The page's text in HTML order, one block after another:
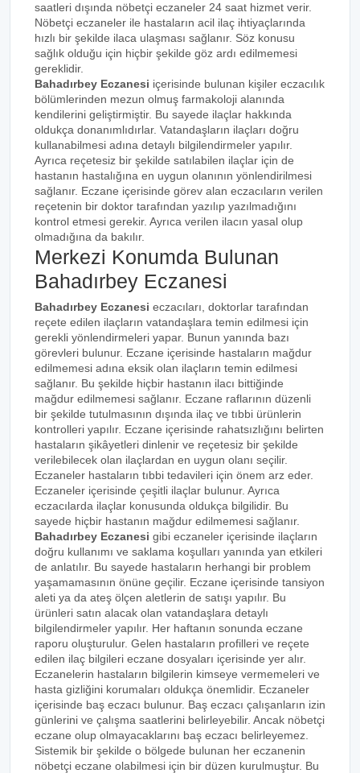
saatleri dışında nöbetçi eczaneler 24 saat hizmet verir.
Nöbetçi eczaneler ile hastaların acil ilaç ihtiyaçlarında
hızlı bir şekilde ilaca ulaşması sağlanır. Söz konusu
sağlık olduğu için hiçbir şekilde göz ardı edilmemesi
gereklidir.
Bahadırbey Eczanesi içerisinde bulunan kişiler eczacılık
bölümlerinden mezun olmuş farmakoloji alanında
kendilerini geliştirmiştir. Bu sayede ilaçlar hakkında
oldukça donanımlıdırlar. Vatandaşların ilaçları doğru
kullanabilmesi adına detaylı bilgilendirmeler yapılır.
Ayrıca reçetesiz bir şekilde satılabilen ilaçlar için de
hastanın hastalığına en uygun olanının yönlendirilmesi
sağlanır. Eczane içerisinde görev alan eczacıların verilen
reçetenin bir doktor tarafından yazılıp yazılmadığını
kontrol etmesi gerekir. Ayrıca verilen ilacın yasal olup
olmadığına da bakılır.
Merkezi Konumda Bulunan
Bahadırbey Eczanesi
Bahadırbey Eczanesi eczacıları, doktorlar tarafından
reçete edilen ilaçların vatandaşlara temin edilmesi için
gerekli yönlendirmeleri yapar. Bunun yanında bazı
görevleri bulunur. Eczane içerisinde hastaların mağdur
edilmemesi adına eksik olan ilaçların temin edilmesi
sağlanır. Bu şekilde hiçbir hastanın ilacı bittiğinde
mağdur edilmemesi sağlanır. Eczane raflarının düzenli
bir şekilde tutulmasının dışında ilaç ve tıbbi ürünlerin
kontrolleri yapılır. Eczane içerisinde rahatsızlığını belirten
hastaların şikâyetleri dinlenir ve reçetesiz bir şekilde
verilebilecek olan ilaçlardan en uygun olanı seçilir.
Eczaneler hastaların tıbbi tedavileri için önem arz eder.
Eczaneler içerisinde çeşitli ilaçlar bulunur. Ayrıca
eczacılarda ilaçlar konusunda oldukça bilgilidir. Bu
sayede hiçbir hastanın mağdur edilmemesi sağlanır.
Bahadırbey Eczanesi gibi eczaneler içerisinde ilaçların
doğru kullanımı ve saklama koşulları yanında yan etkileri
de anlatılır. Bu sayede hastaların herhangi bir problem
yaşamamasının önüne geçilir. Eczane içerisinde tansiyon
aleti ya da ateş ölçen aletlerin de satışı yapılır. Bu
ürünleri satın alacak olan vatandaşlara detaylı
bilgilendirmeler yapılır. Her haftanın sonunda eczane
raporu oluşturulur. Gelen hastaların profilleri ve reçete
edilen ilaç bilgileri eczane dosyaları içerisinde yer alır.
Eczanelerin hastaların bilgilerin kimseye vermemeleri ve
hasta gizliğini korumaları oldukça önemlidir. Eczaneler
içerisinde baş eczacı bulunur. Baş eczacı çalışanların izin
günlerini ve çalışma saatlerini belirleyebilir. Ancak nöbetçi
eczane olup olmayacaklarını baş eczacı belirleyemez.
Sistemik bir şekilde o bölgede bulunan her eczanenin
nöbetçi eczane olabilmesi için bir düzen kurulmuştur. Bu